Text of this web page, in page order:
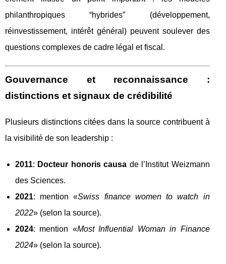
philanthropiques “hybrides” (développement,
réinvestissement, intérêt général) peuvent soulever des
questions complexes de cadre légal et fiscal.
Gouvernance et reconnaissance :
distinctions et signaux de crédibilité
Plusieurs distinctions citées dans la source contribuent à
la visibilité de son leadership :
2011: Docteur honoris causa de l’Institut Weizmann
des Sciences.
2021: mention «Swiss finance women to watch in
2022» (selon la source).
2024: mention «Most Influential Woman in Finance
2024» (selon la source).